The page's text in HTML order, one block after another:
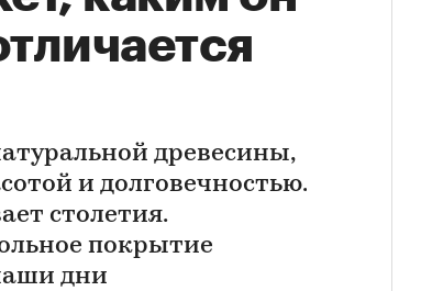
древесины,
и долговечностью.
столетия.
покрытие
дни